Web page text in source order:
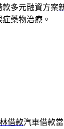
多元融資方案
藥物治療。
借款汽車借款